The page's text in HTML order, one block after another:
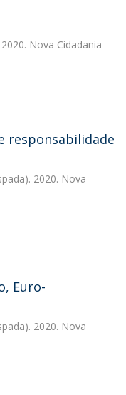
Nova Cidadania
responsabilidade
2020. Nova
Euro-
2020. Nova